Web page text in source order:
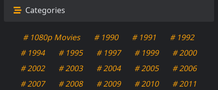
Categories
# 1080p Movies # 1990 # 1991
# 1992
# 1994
# 1995 # 1997 # 1999
# 2000
# 2002
# 2003 # 2004 # 2005
# 2006
# 2007
# 2008 # 2009 # 2010
# 2011